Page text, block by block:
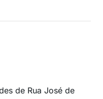
de Rua José de